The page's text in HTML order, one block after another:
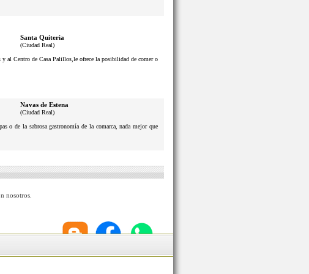
Santa Quiteria
(Ciudad Real)
y al Centro de Casa Palillos,le ofrece la posibilidad de comer o
Navas de Estena
(Ciudad Real)
o de la sabrosa gastronomía de la comarca, nada mejor que
nosotros.